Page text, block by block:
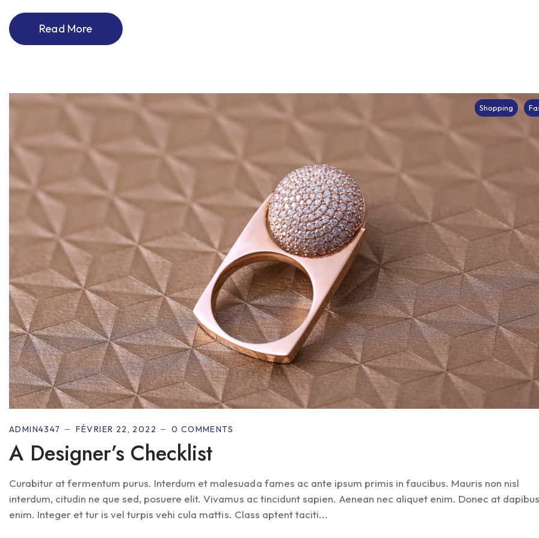
Read More
Shopping
ADMIN4347 FÉVRIER 22, 2022 0 COMMENTS
A Designer’s Checklist
Curabitur at fermentum purus. Interdum et malesuada fames ac ante ipsum primis in faucibus. Mauris non nisl
interdum, citudin ne que sed, posuere elit. Vivamus ac tincidunt sapien. Aenean nec aliquet enim. Donec at
enim. Integer et tur is vel turpis vehi cula mattis. Class aptent taciti...